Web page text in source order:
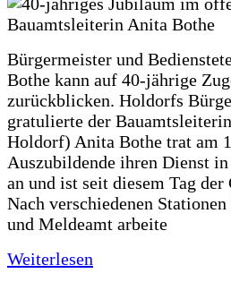
Bürgermeister und
Bothe kann auf 40-jährige
zurückblicken. Holdorfs
gratulierte der
Holdorf) Anita Bothe trat am
Auszubildende ihren Dienst
an und ist seit diesem Tag
Nach verschiedenen
und Meldeamt arbeite
Weiterlesen